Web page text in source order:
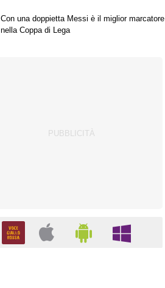
Con una doppietta Messi è il miglior marcatore
nella Coppa di Lega